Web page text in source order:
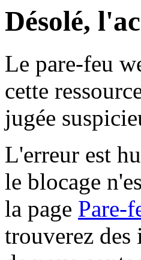
Désolé,
Le pare-feu
cette
jugée
L'erreur est
le blocage
la page Pare-
trouverez